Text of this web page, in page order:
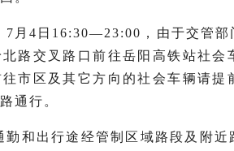
7月4日16:30—23:00，由于交管部
路交叉路口前往岳阳高铁站社会
市区及其它方向的社会车辆请提
通行。
勤和出行途经管制区域路段及附